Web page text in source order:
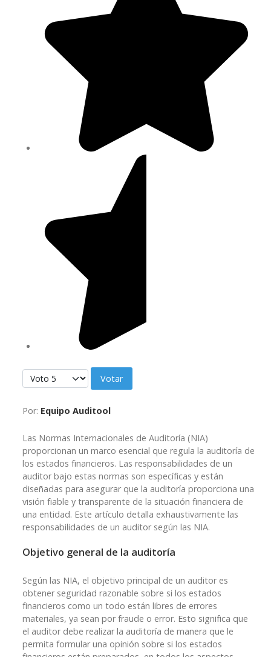
Por favor, vote
Por: Equipo Auditool
Las Normas Internacionales de Auditoría (NIA)
proporcionan un marco esencial que regula la auditoría de
los estados financieros. Las responsabilidades de un
auditor bajo estas normas son específicas y están
diseñadas para asegurar que la auditoría proporciona una
visión fiable y transparente de la situación financiera de
una entidad. Este artículo detalla exhaustivamente las
responsabilidades de un auditor según las NIA.
Objetivo general de la auditoría
Según las NIA, el objetivo principal de un auditor es
obtener seguridad razonable sobre si los estados
financieros como un todo están libres de errores
materiales, ya sean por fraude o error. Esto significa que
el auditor debe realizar la auditoría de manera que le
permita formular una opinión sobre si los estados